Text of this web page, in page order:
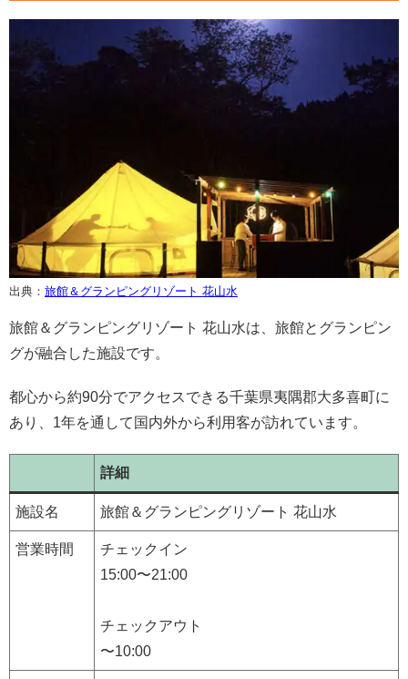
出典： 旅館＆グランピングリゾート 花山水
旅館＆グランピングリゾート 花山水は、旅館とグランピン
グが融合した施設です。
都心から約90分でアクセスできる千葉県夷隅郡大多喜町に
あり、1年を通して国内外から利用客が訪れています。
詳細
施設名 旅館＆グランピングリゾート 花山水
営業時間
チェックイン
15:00〜21:00
チェックアウト
〜10:00